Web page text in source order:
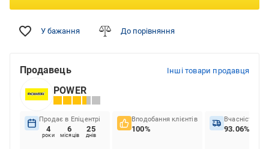
У бажання До порівняння
Продавець Інші товари продавця
POWER
Продає в Епіцентрі
4
роки
6
місяців
25
днів
Вподобання клієнтів
100%
Вчасність
93.06%